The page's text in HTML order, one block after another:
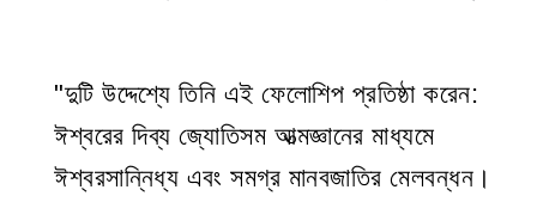
"দুটি উদ্দেশ্যে তিনি এই ফেলোশিপ প্রতিষ্ঠা করেন:
ঈশ্বরের দিব্য জ্যোতিসম আত্মজ্ঞানের মাধ্যমে
ঈশ্বরসান্নিধ্য এবং সমগ্র মানবজাতির মেলবন্ধন।